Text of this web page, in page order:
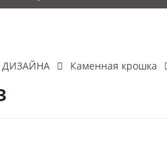
Каменная крошка